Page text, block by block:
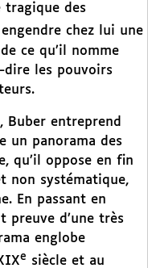
tragique des
chez lui une
ce qu’il nomme
les pouvoirs
Buber entreprend
un panorama des
qu’il oppose en fin
non systématique,
En passant en
preuve d’une très
englobe
e siècle et au